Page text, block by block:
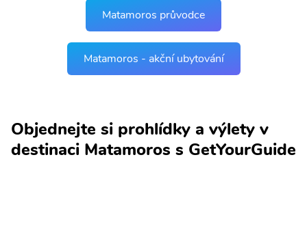
Matamoros průvodce
Matamoros - akční ubytování
Objednejte si prohlídky a výlety v
destinaci Matamoros s GetYourGuide